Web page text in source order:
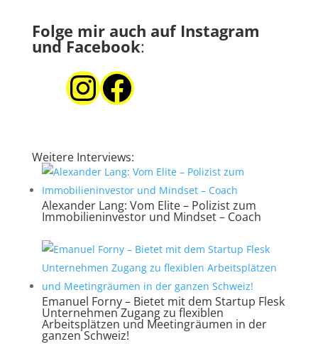
Folge mir auch auf Instagram
und Facebook:
Instagram
Facebook
Weitere Interviews:
Alexander Lang: Vom Elite – Polizist zum
Immobilieninvestor und Mindset – Coach
Emanuel Forny – Bietet mit dem Startup Flesk
Unternehmen Zugang zu flexiblen
Arbeitsplätzen und Meetingräumen in der
ganzen Schweiz!